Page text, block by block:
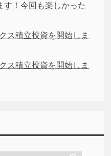
す！今回も楽しかった
ス積立投資を開始しま
ス積立投資を開始しま